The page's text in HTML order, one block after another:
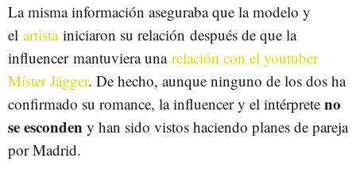
La misma información aseguraba que la modelo y
el artistainiciaron su relación después de que la
influencer mantuviera una relación con el youtuber
Míster Jägger. De hecho, aunque ninguno de los dos ha
confirmado su romance, la influencer y el intérprete no
se esconden y han sido vistos haciendo planes de pareja
por Madrid.